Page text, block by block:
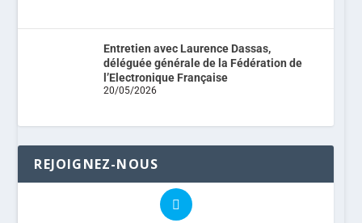
Entretien avec Laurence Dassas,
déléguée générale de la Fédération de
l’Electronique Française
20/05/2026
REJOIGNEZ-NOUS